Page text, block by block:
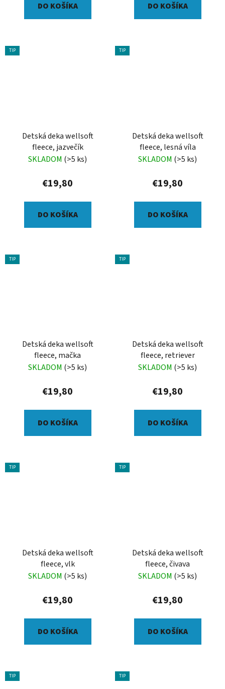
DO KOŠÍKA DO KOŠÍKA
TIP
Detská deka wellsoft
fleece, jazvečík
SKLADOM (>5 ks)
€19,80
DO KOŠÍKA
TIP
Detská deka wellsoft
fleece, lesná víla
SKLADOM (>5 ks)
€19,80
DO KOŠÍKA
TIP
Detská deka wellsoft
fleece, mačka
SKLADOM (>5 ks)
€19,80
DO KOŠÍKA
TIP
Detská deka wellsoft
fleece, retriever
SKLADOM (>5 ks)
€19,80
DO KOŠÍKA
TIP
Detská deka wellsoft
fleece, vlk
SKLADOM (>5 ks)
€19,80
DO KOŠÍKA
TIP
Detská deka wellsoft
fleece, čivava
SKLADOM (>5 ks)
€19,80
DO KOŠÍKA
TIP TIP